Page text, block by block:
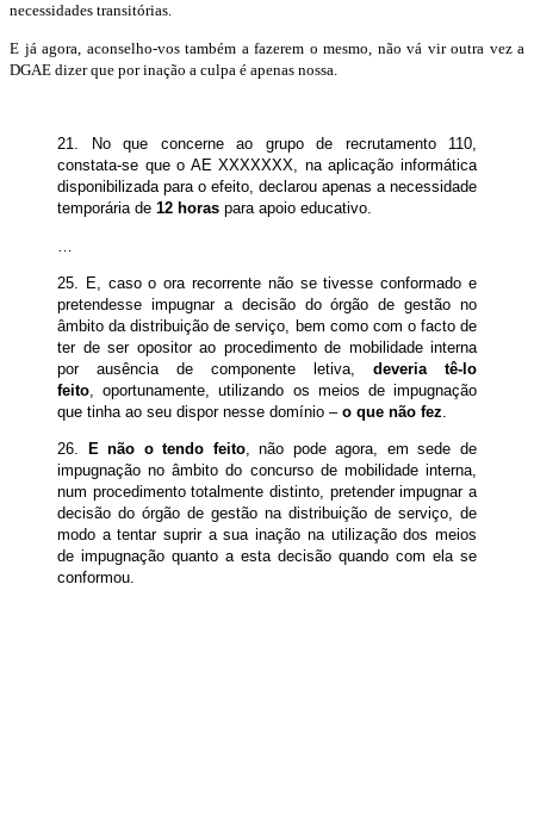
necessidades transitórias.
E já agora, aconselho-vos também a fazerem o mesmo, não vá vir outra vez a
DGAE dizer que por inação a culpa é apenas nossa.
21. No que concerne ao grupo de recrutamento 110,
constata-se que o AE XXXXXXX, na aplicação informática
disponibilizada para o efeito, declarou apenas a necessidade
temporária de 12 horas para apoio educativo.
25. E, caso o ora recorrente não se tivesse conformado e
pretendesse impugnar a decisão do órgão de gestão no
âmbito da distribuição de serviço, bem como com o facto de
ter de ser opositor ao procedimento de mobilidade interna
por ausência de componente letiva, deveria tê-lo
feito, oportunamente, utilizando os meios de impugnação
que tinha ao seu dispor nesse domínio – o que não fez.
26. E não o tendo feito, não pode agora, em sede de
impugnação no âmbito do concurso de mobilidade interna,
num procedimento totalmente distinto, pretender impugnar a
decisão do órgão de gestão na distribuição de serviço, de
modo a tentar suprir a sua inação na utilização dos meios
de impugnação quanto a esta decisão quando com ela se
conformou.